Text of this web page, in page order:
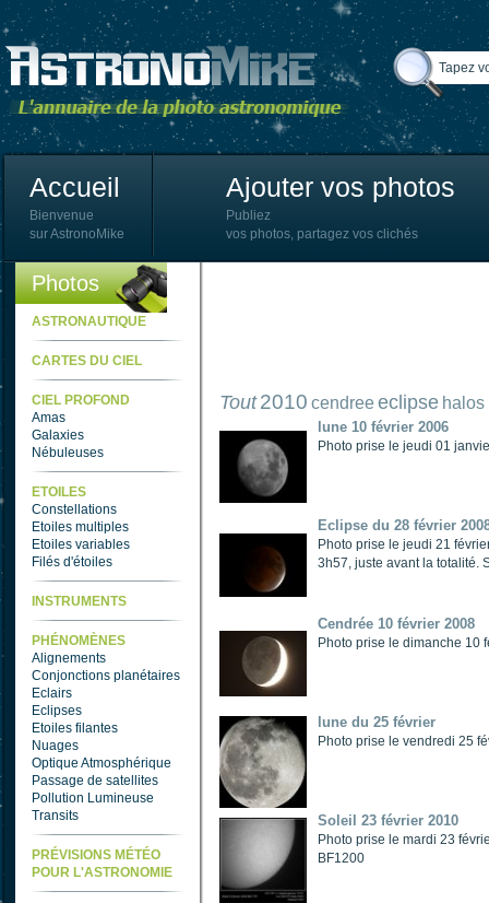
Accueil
Bienvenue
sur AstronoMike
Ajouter vos photos
Publiez
vos photos, partagez vos clichés
Photos
ASTRONAUTIQUE
CARTES DU CIEL
CIEL PROFOND
Amas
Galaxies
Nébuleuses
ETOILES
Constellations
Etoiles multiples
Etoiles variables
Filés d'étoiles
INSTRUMENTS
PHÉNOMÈNES
Alignements
Conjonctions planétaires
Eclairs
Eclipses
Etoiles filantes
Nuages
Optique Atmosphérique
Passage de satellites
Pollution Lumineuse
Transits
PRÉVISIONS MÉTÉO
POUR L'ASTRONOMIE
Tout 2010 cendreeeclipse halos
lune 10 février 2006
Photo prise le jeudi 01
Eclipse du 28 février
Photo prise le jeudi 21
3h57, juste avant la totalité.
Cendrée 10 février 2008
Photo prise le dimanche 10
lune du 25 février
Photo prise le vendredi 25
Soleil 23 février 2010
Photo prise le mardi 23
BF1200